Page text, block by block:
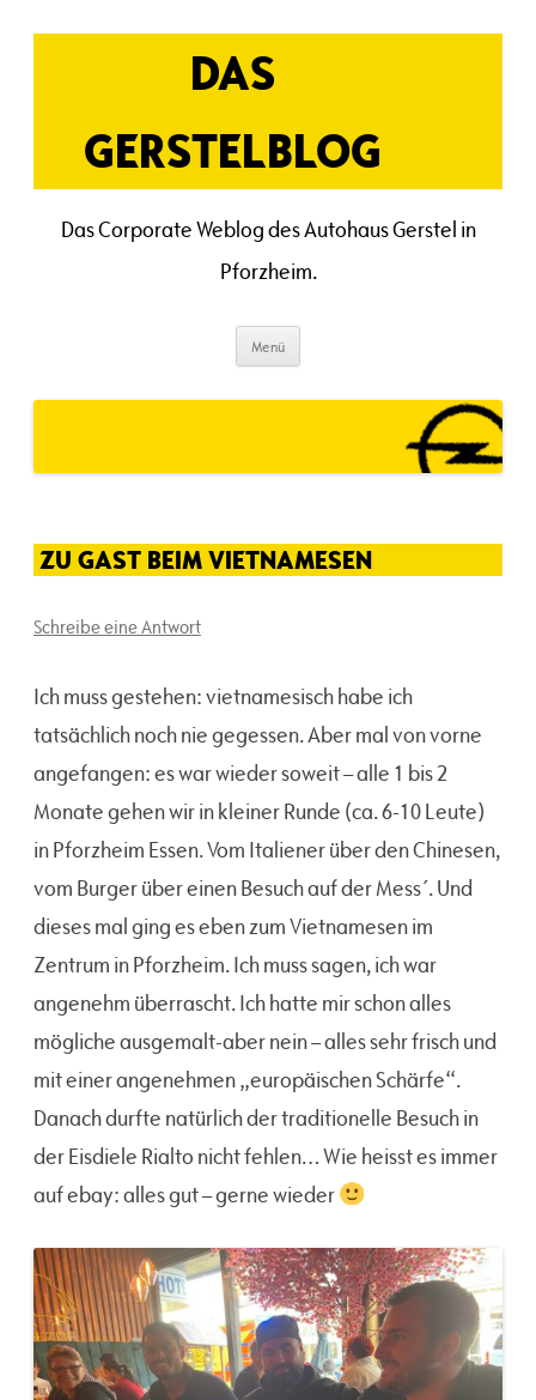
Inhalt
DAS
GERSTELBLOG
Das Corporate Weblog des Autohaus Gerstel in
Pforzheim.
Menü
ZU GAST BEIM VIETNAMESEN
Schreibe eine Antwort
Ich muss gestehen: vietnamesisch habe ich
tatsächlich noch nie gegessen. Aber mal von vorne
angefangen: es war wieder soweit – alle 1 bis 2
Monate gehen wir in kleiner Runde (ca. 6-10 Leute)
in Pforzheim Essen. Vom Italiener über den Chinesen,
vom Burger über einen Besuch auf der Mess´. Und
dieses mal ging es eben zum Vietnamesen im
Zentrum in Pforzheim. Ich muss sagen, ich war
angenehm überrascht. Ich hatte mir schon alles
mögliche ausgemalt-aber nein – alles sehr frisch und
mit einer angenehmen „europäischen Schärfe“.
Danach durfte natürlich der traditionelle Besuch in
der Eisdiele Rialto nicht fehlen… Wie heisst es immer
auf ebay: alles gut – gerne wieder